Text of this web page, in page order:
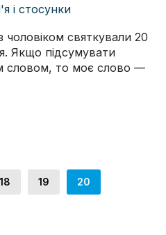
і стосунки
чоловіком святкували 20
Якщо підсумувати
словом, то моє слово —
18 19 20